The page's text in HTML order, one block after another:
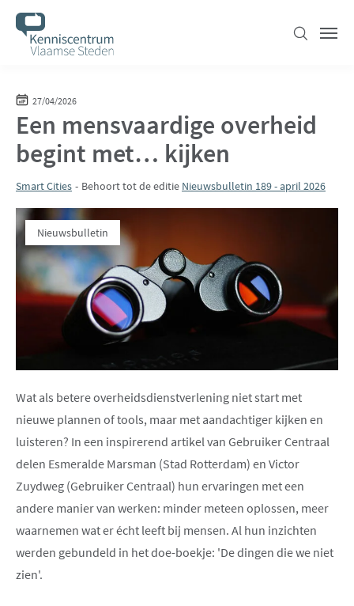
Overslaan
inhoud
gaan
Zoeken
27/04/2026
Een mensvaardige overheid
begint met… kijken
Smart Cities Behoort tot de editie Nieuwsbulletin 189 - april 2026
Nieuwsbulletin
Wat als betere overheidsdienstverlening niet start met
nieuwe plannen of tools, maar met aandachtiger kijken en
luisteren? In een inspirerend artikel van Gebruiker Centraal
delen Esmeralde Marsman (Stad Rotterdam) en Victor
Zuydweg (Gebruiker Centraal) hun ervaringen met een
andere manier van werken: minder meteen oplossen, meer
waarnemen wat er écht leeft bij mensen. Al hun inzichten
werden gebundeld in het doe-boekje: 'De dingen die we niet
zien'.